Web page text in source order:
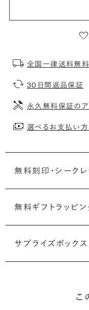
全国一律送料無料
30日間返品保証
永久無料保証の
選べるお支払い
無料刻印・ シークレ
刻印メッセージ：
印することができま
リングに初めて施す
細は「商品仕様」欄を
無料ギフトラッピン
サプライズボックス
こ